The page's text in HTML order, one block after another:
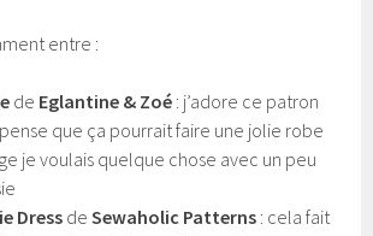
entre :
de Eglantine & Zoé : j’adore ce patron
que ça pourrait faire une jolie robe
je voulais quelque chose avec un peu
Dress deSewaholic Patterns : cela fait